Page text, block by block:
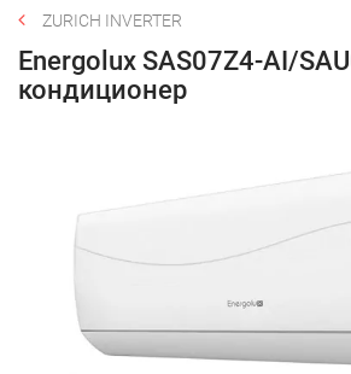
ZURICH INVERTER
Energolux SAS07Z4-AI/
кондиционер